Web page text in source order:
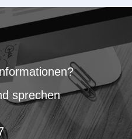
sprechen